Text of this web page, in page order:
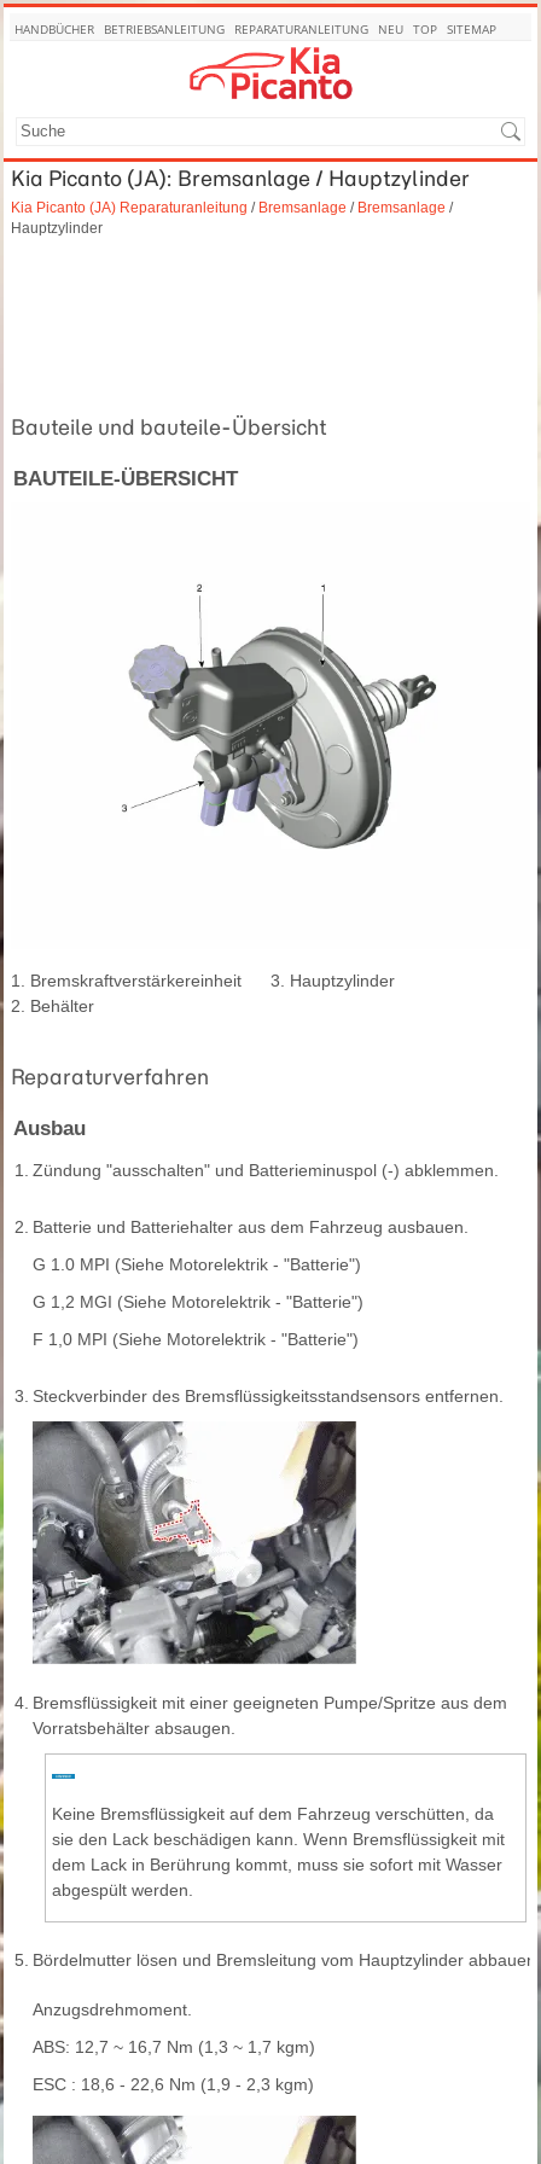
HANDBÜCHER BETRIEBSANLEITUNG REPARATURANLEITUNG NEU TOP SITEMAP
Kia Picanto (JA): Bremsanlage / Hauptzylinder
Kia Picanto (JA) Reparaturanleitung / Bremsanlage / Bremsanlage /
Hauptzylinder
Bauteile und bauteile-Übersicht
BAUTEILE-ÜBERSICHT
1. Bremskraftverstärkereinheit
2. Behälter
3. Hauptzylinder
Reparaturverfahren
Ausbau
1. Zündung "ausschalten" und Batterieminuspol (-) abklemmen.
2. Batterie und Batteriehalter aus dem Fahrzeug ausbauen.
G 1.0 MPI (Siehe Motorelektrik - "Batterie")
G 1,2 MGI (Siehe Motorelektrik - "Batterie")
F 1,0 MPI (Siehe Motorelektrik - "Batterie")
3. Steckverbinder des Bremsflüssigkeitsstandsensors entfernen.
4. Bremsflüssigkeit mit einer geeigneten Pumpe/Spritze aus dem
Vorratsbehälter absaugen.
Keine Bremsflüssigkeit auf dem Fahrzeug verschütten, da
sie den Lack beschädigen kann. Wenn Bremsflüssigkeit mit
dem Lack in Berührung kommt, muss sie sofort mit Wasser
abgespült werden.
5. Bördelmutter lösen und Bremsleitung vom Hauptzylinder abbauen.
Anzugsdrehmoment.
ABS: 12,7 ~ 16,7 Nm (1,3 ~ 1,7 kgm)
ESC : 18,6 - 22,6 Nm (1,9 - 2,3 kgm)